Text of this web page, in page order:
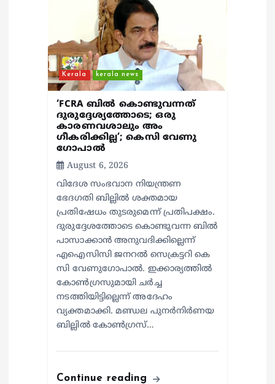
Kerala kerala news
‘FCRA ബിൽ കൊണ്ടുവന്നത്
ദുരുദ്ദേശ്യത്തോടെ; ഒരു
കാരണവശാലും അം​
ഗീകരിക്കില്ല’; കെസി വേണു​
ഗോപാൽ
August 6, 2026
വിദേശ സംഭവാന നിയന്ത്രണ
ഭേദഗതി ബില്ലിൽ ശക്തമായ
പ്രതിഷേധം തുടരുമെന്ന് പ്രതിപക്ഷം.
ദുരുദ്ദേശത്തോടെ കൊണ്ടുവന്ന ബിൽ
പാസാക്കാൻ അനുവദിക്കില്ലെന്ന്
എഐസിസി ജനറൽ സെക്രട്ടറി കെ
സി വേണുഗോപാൽ. ഇക്കാര്യത്തിൽ
കോൺഗ്രസുമായി ചർച്ച
നടത്തിയിട്ടില്ലെന്ന് അദേഹം
വ്യക്തമാക്കി. മണ്ഡല പുനർനിർണയ
ബില്ലിൽ കോൺഗ്രസ്…
Continue reading